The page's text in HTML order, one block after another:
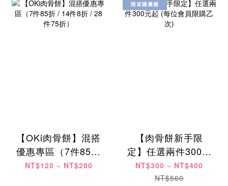
【OKi肉骨餅】混搭
優惠專區（7件85折
/ 14件8折 / 28件75
NT$120 ~ NT$280
限首購優惠
【肉骨餅新手限
定】任選兩件300元
起 (每位會員限購乙
次)
NT$300 ~ NT$400
NT$560